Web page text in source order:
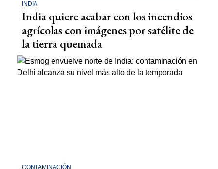
INDIA
India quiere acabar con los incendios
agrícolas con imágenes por satélite de
la tierra quemada
CONTAMINACIÓN